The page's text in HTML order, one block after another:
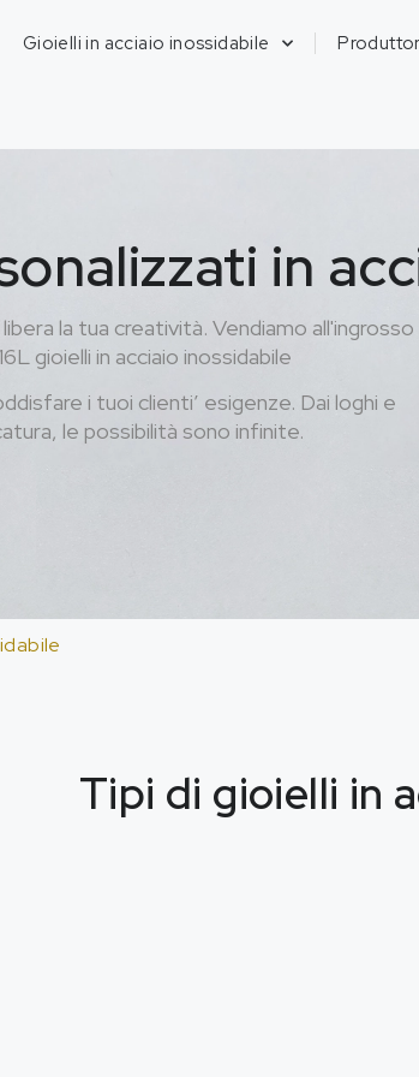
Gioielli in acciaio inossidabile
in
la tua creatività. Vendiamo all'ingrosso
gioielli in acciaio inossidabile
i tuoi clienti’ esigenze. Dai loghi e
le possibilità sono infinite.
Tipi di gioielli in